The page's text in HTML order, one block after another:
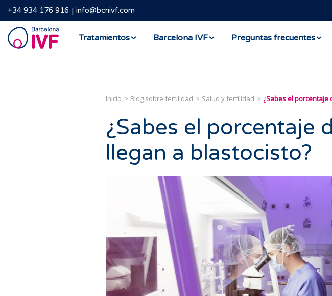
+34 934 176 916 info@bcnivf.com
Barcelona
IVF
Tratamientos Barcelona IVF Preguntas frecuentes
Inicio Blog sobre fertilidad Salud y fertilidad ¿Sabes el porcentaje
¿Sabes el porcentaje
llegan a blastocisto?